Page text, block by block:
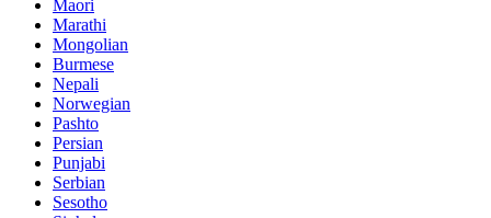
Maori
Marathi
Mongolian
Burmese
Nepali
Norwegian
Pashto
Persian
Punjabi
Serbian
Sesotho